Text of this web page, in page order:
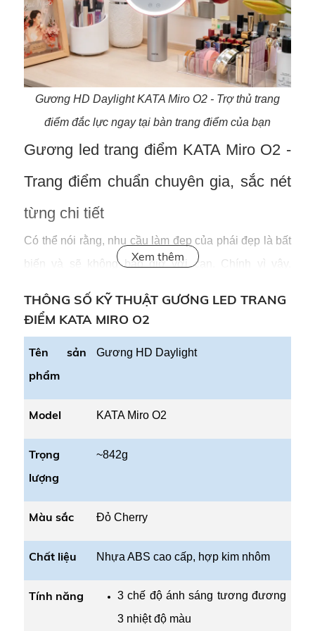
Gương HD Daylight KATA Miro O2 - Trợ thủ trang
điểm đắc lực ngay tại bàn trang điểm của bạn
Gương led trang điểm KATA Miro O2 -
Trang điểm chuẩn chuyên gia, sắc nét
từng chi tiết
Có thể nói rằng, nhu cầu làm đẹp của phái đẹp là bất
biến và sẽ không bao giờ vơi cạn. Chính vì vậy,
trang điểm
KATA Miro S2 sẽ là những trợ thủ đắc
hiệu quả hơn. Đặc biệt, đối với KATA Miro O2 - dòng
gương trang điểm với nhiều tính năng thông minh và
thiết kế hiện đại, ấn tượng.
THÔNG SỐ KỸ THUẬT GƯƠNG LED TRANG
ĐIỂM KATA MIRO O2
Tên sản
phẩm
Gương HD Daylight
Model KATA Miro O2
Trọng
lượng
~842g
Màu sắc Đỏ Cherry
Chất liệu Nhựa ABS cao cấp, hợp kim nhôm
Tính năng
3 chế độ ánh sáng tương đương
3 nhiệt độ màu